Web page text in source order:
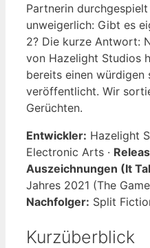
Partnerin
unweigerlich: Gibt es
2? Die kurze Antwort:
von Hazelight Studios
bereits einen
veröffentlicht. Wir
Gerüchten.
Entwickler: Hazelight
Electronic Arts ·
Auszeichnungen (It
Jahres 2021 (The
Nachfolger: Split
Kurzüberblick